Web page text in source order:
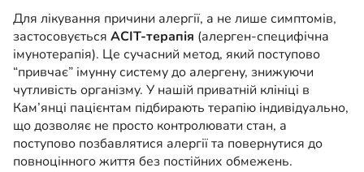
Для лікування причини алергії, а не лише симптомів,
застосовується АСІТ-терапія (алерген-специфічна
імунотерапія). Це сучасний метод, який поступово
“привчає” імунну систему до алергену, знижуючи
чутливість організму. У нашій приватній клініці в
Кам’янці пацієнтам підбирають терапію індивідуально,
що дозволяє не просто контролювати стан, а
поступово позбавлятися алергії та повернутися до
повноцінного життя без постійних обмежень.